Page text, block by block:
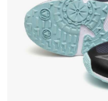
ゴルフ
スイム